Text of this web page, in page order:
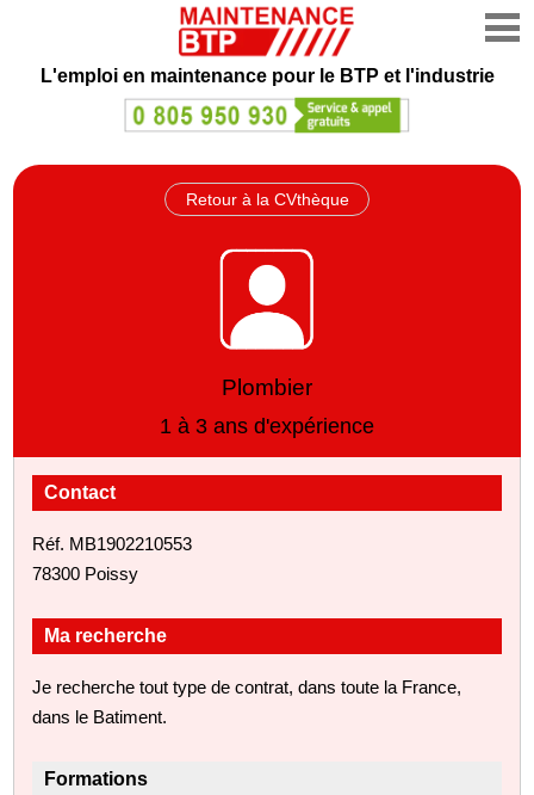
L'emploi en maintenance pour le BTP et l'industrie
Retour à la CVthèque
Plombier
1 à 3 ans d'expérience
Contact
Réf. MB1902210553
78300 Poissy
Ma recherche
Je recherche tout type de contrat, dans toute la France,
dans le Batiment.
Formations